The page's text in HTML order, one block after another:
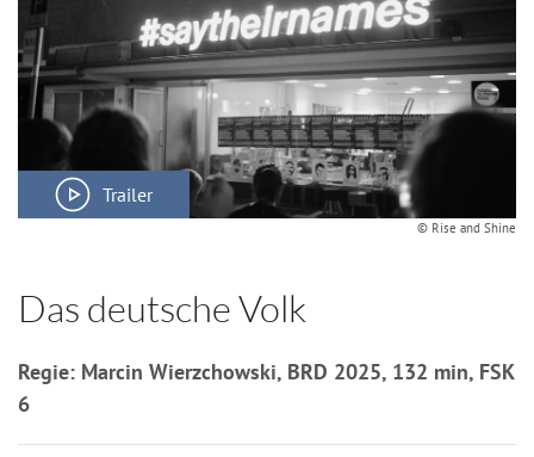
Trailer
© Rise and Shine
Das deutsche Volk
Regie: Marcin Wierzchowski, BRD 2025, 132 min, FSK
6